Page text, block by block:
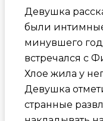
Девушка
были
минувшего
встречался с
Хлое жила у
Девушка
странные